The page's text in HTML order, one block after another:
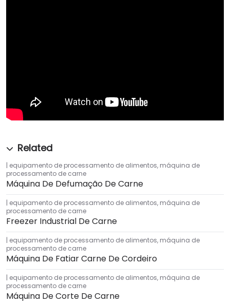
equipamento de processamento de alimentos, máquina de
processamento de carne
Máquina De Defumação De Carne
equipamento de processamento de alimentos, máquina de
processamento de carne
Freezer Industrial De Carne
equipamento de processamento de alimentos, máquina de
processamento de carne
Máquina De Fatiar Carne De Cordeiro
equipamento de processamento de alimentos, máquina de
processamento de carne
Máquina De Corte De Carne